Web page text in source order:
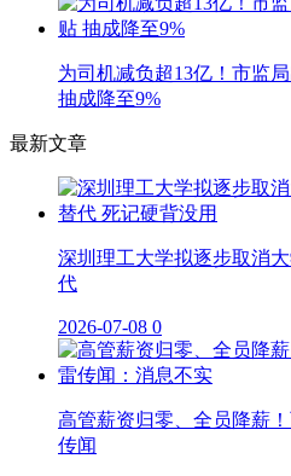
为司机减负超13亿！市监
抽成降至9%
最新文章
深圳理工大学拟逐步取消
代
2026-07-08 0
高管薪资归零、全员降薪
传闻